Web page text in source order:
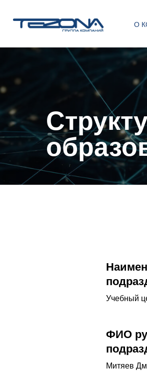
О
Учебный
ФИО
Митяев